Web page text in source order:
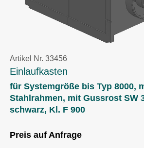
Artikel Nr. 33456
Einlaufkasten
für Systemgröße bis Typ 8000,
Stahlrahmen, mit Gussrost SW
schwarz, Kl. F 900
Preis auf Anfrage